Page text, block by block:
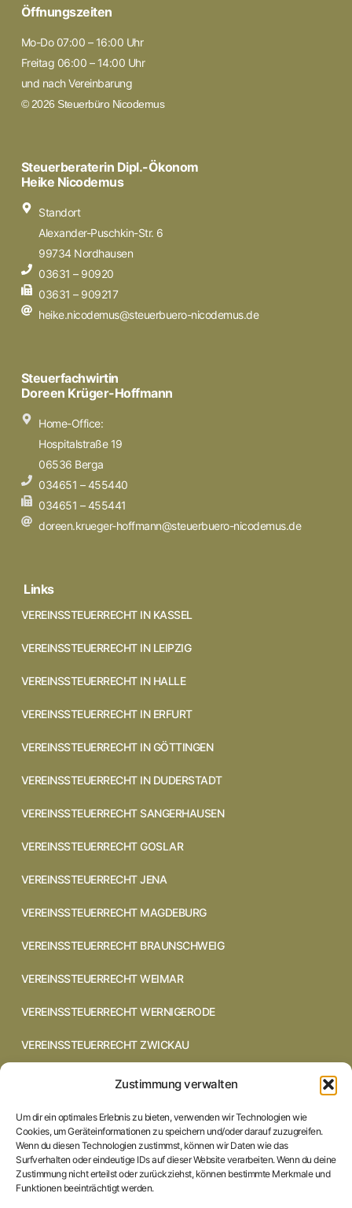
Zustimmung verwalten
Um dir ein optimales Erlebnis zu bieten, verwenden wir Technologien wie
Cookies, um Geräteinformationen zu speichern und/oder darauf zuzugreifen.
Wenn du diesen Technologien zustimmst, können wir Daten wie das
Surfverhalten oder eindeutige IDs auf dieser Website verarbeiten. Wenn du deine
Zustimmung nicht erteilst oder zurückziehst, können bestimmte Merkmale und
Funktionen beeinträchtigt werden.
Öffnungszeiten
Mo-Do 07:00 – 16:00 Uhr
Freitag 06:00 – 14:00 Uhr
und nach Vereinbarung
© 2026 Steuerbüro Nicodemus
Steuerberaterin Dipl.-Ökonom
Heike Nicodemus
Standort
Alexander-Puschkin-Str. 6
99734 Nordhausen
03631 – 90920
03631 – 909217
heike.nicodemus@steuerbuero-nicodemus.de
Steuerfachwirtin
Doreen Krüger-Hoffmann
Home-Office:
Hospitalstraße 19
06536 Berga
034651 – 455440
034651 – 455441
doreen.krueger-hoffmann@steuerbuero-nicodemus.de
Links
VEREINSSTEUERRECHT IN KASSEL
VEREINSSTEUERRECHT IN LEIPZIG
VEREINSSTEUERRECHT IN HALLE
VEREINSSTEUERRECHT IN ERFURT
VEREINSSTEUERRECHT IN GÖTTINGEN
VEREINSSTEUERRECHT IN DUDERSTADT
VEREINSSTEUERRECHT SANGERHAUSEN
VEREINSSTEUERRECHT GOSLAR
VEREINSSTEUERRECHT JENA
VEREINSSTEUERRECHT MAGDEBURG
VEREINSSTEUERRECHT BRAUNSCHWEIG
VEREINSSTEUERRECHT WEIMAR
VEREINSSTEUERRECHT WERNIGERODE
VEREINSSTEUERRECHT ZWICKAU
VEREINSSTEUERRECHT CHEMNITZ
VEREINSSTEUERRECHT DRESDEN
VEREINSSTEUERRECHT COTTBUS
VEREINSSTEUERRECHT IN BRAUNSCHWEIG